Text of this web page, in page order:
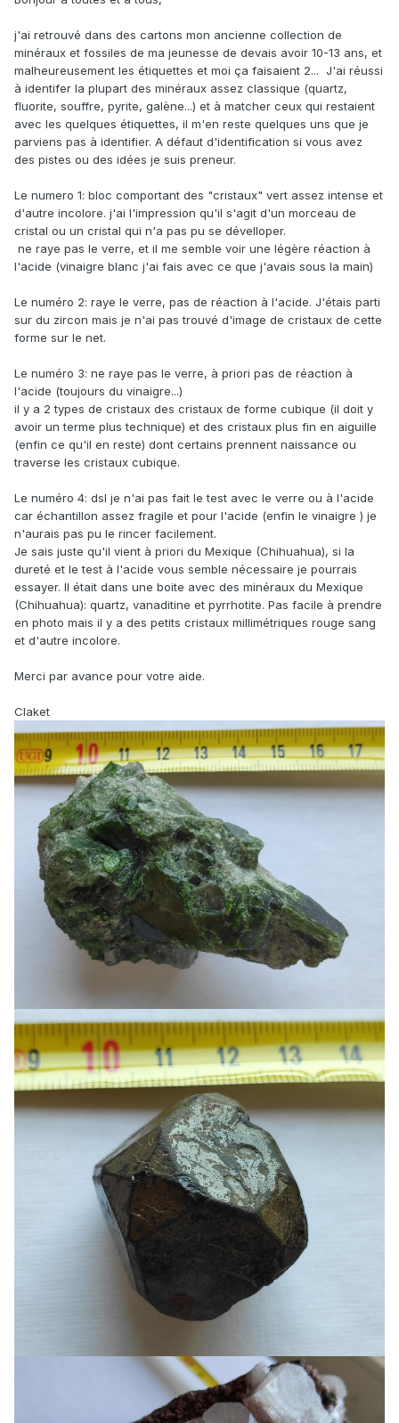
j'ai retrouvé dans des cartons mon ancienne collection de
minéraux et fossiles de ma jeunesse de devais avoir 10-13 ans, et
malheureusement les étiquettes et moi ça faisaient 2... J'ai réussi
à identifer la plupart des minéraux assez classique (quartz,
fluorite, souffre, pyrite, galène...) et à matcher ceux qui restaient
avec les quelques étiquettes, il m'en reste quelques uns que je
parviens pas à identifier. A défaut d'identification si vous avez
des pistes ou des idées je suis preneur.
Le numero 1: bloc comportant des "cristaux" vert assez intense et
d'autre incolore. j'ai l'impression qu'il s'agit d'un morceau de
cristal ou un cristal qui n'a pas pu se dévelloper.
ne raye pas le verre, et il me semble voir une légère réaction à
l'acide (vinaigre blanc j'ai fais avec ce que j'avais sous la main)
Le numéro 2: raye le verre, pas de réaction à l'acide. J'étais parti
sur du zircon mais je n'ai pas trouvé d'image de cristaux de cette
forme sur le net.
Le numéro 3: ne raye pas le verre, à priori pas de réaction à
l'acide (toujours du vinaigre...)
il y a 2 types de cristaux des cristaux de forme cubique (il doit y
avoir un terme plus technique) et des cristaux plus fin en aiguille
(enfin ce qu'il en reste) dont certains prennent naissance ou
traverse les cristaux cubique.
Le numéro 4: dsl je n'ai pas fait le test avec le verre ou à l'acide
car échantillon assez fragile et pour l'acide (enfin le vinaigre ) je
n'aurais pas pu le rincer facilement.
Je sais juste qu'il vient à priori du Mexique (Chihuahua), si la
dureté et le test à l'acide vous semble nécessaire je pourrais
essayer. Il était dans une boite avec des minéraux du Mexique
(Chihuahua): quartz, vanaditine et pyrrhotite. Pas facile à prendre
en photo mais il y a des petits cristaux millimétriques rouge sang
et d'autre incolore.
Merci par avance pour votre aide.
Claket